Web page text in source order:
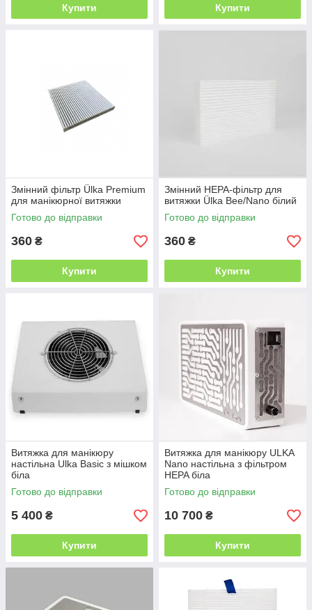
Купити Купити
Змінний фільтр Ülka Premium
для манікюрної витяжки
Готово до відправки
360 ₴
Купити
Змінний НЕРА-фільтр для
витяжки Ülka Bee/Nano білий
Готово до відправки
360 ₴
Купити
Витяжка для манікюру
настільна Ulka Basic з мішком
біла
Готово до відправки
5 400 ₴
Купити
Витяжка для манікюру ULKA
Nano настільна з фільтром
HEPA біла
Готово до відправки
10 700 ₴
Купити